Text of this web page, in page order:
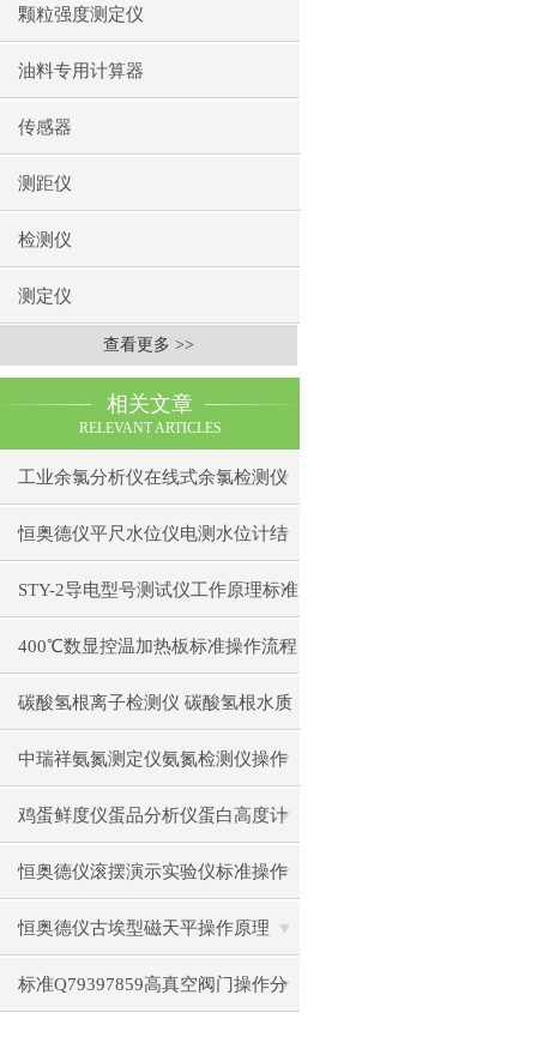
颗粒强度测定仪
油料专用计算器
传感器
测距仪
检测仪
测定仪
查看更多 >>
相关文章
RELEVANT ARTICLES
工业余氯分析仪在线式余氯检测仪
日常维护注意事项安装与接线步骤
恒奥德仪平尺水位仪电测水位计结
构原理操作使用
STY-2导电型号测试仪工作原理标准
操作流程
400℃数显控温加热板标准操作流程
碳酸氢根离子检测仪 碳酸氢根水质
测定仪操作使用
中瑞祥氨氮测定仪氨氮检测仪操作
前准备使用注意事项
鸡蛋鲜度仪蛋品分析仪蛋白高度计
通用操作流程
恒奥德仪滚摆演示实验仪标准操作
步骤原理
恒奥德仪古埃型磁天平操作原理
标准Q79397859高真空阀门操作分